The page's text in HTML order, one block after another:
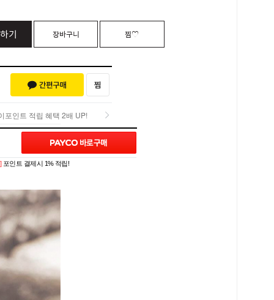
기 장바구니 찜♡
포인트 적립 혜택 2배 UP!
포인트 적립 혜택 2배 UP!
포인트 결제시 1% 적립!